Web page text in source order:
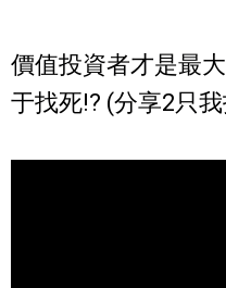
價值投資者才是最
于找死!? (分享2只